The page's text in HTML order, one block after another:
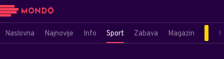
Naslovna Najnovije Info Sport Zabava Magazin